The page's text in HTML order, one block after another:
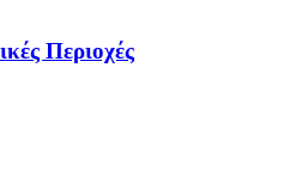
Περιοχές